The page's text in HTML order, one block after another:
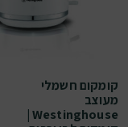
קומקום חשמלי
מעוצב
Westinghouse |